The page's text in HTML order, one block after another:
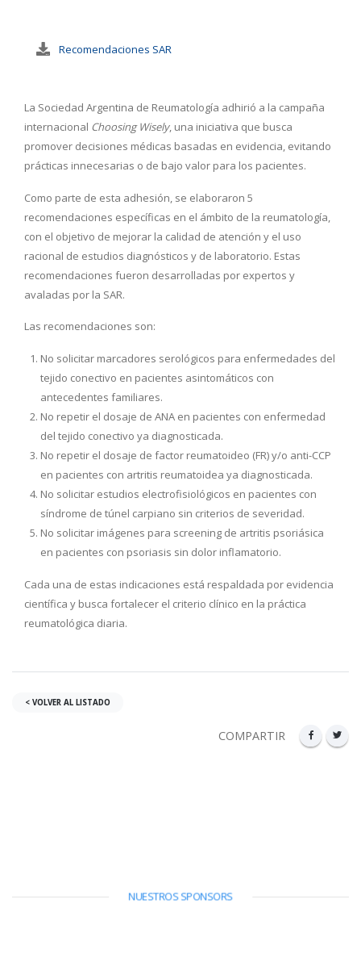
Recomendaciones SAR
La Sociedad Argentina de Reumatología adhirió a la campaña
internacional Choosing Wisely, una iniciativa que busca
promover decisiones médicas basadas en evidencia, evitando
prácticas innecesarias o de bajo valor para los pacientes.
Como parte de esta adhesión, se elaboraron 5
recomendaciones específicas en el ámbito de la reumatología,
con el objetivo de mejorar la calidad de atención y el uso
racional de estudios diagnósticos y de laboratorio. Estas
recomendaciones fueron desarrolladas por expertos y
avaladas por la SAR.
Las recomendaciones son:
No solicitar marcadores serológicos para enfermedades del
tejido conectivo en pacientes asintomáticos con
antecedentes familiares.
No repetir el dosaje de ANA en pacientes con enfermedad
del tejido conectivo ya diagnosticada.
No repetir el dosaje de factor reumatoideo (FR) y/o anti-CCP
en pacientes con artritis reumatoidea ya diagnosticada.
No solicitar estudios electrofisiológicos en pacientes con
síndrome de túnel carpiano sin criterios de severidad.
No solicitar imágenes para screening de artritis psoriásica
en pacientes con psoriasis sin dolor inflamatorio.
Cada una de estas indicaciones está respaldada por evidencia
científica y busca fortalecer el criterio clínico en la práctica
reumatológica diaria.
< VOLVER AL LISTADO
COMPARTIR
NUESTROS SPONSORS